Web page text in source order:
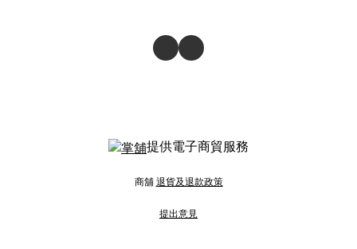
提供電子商貿服務
商舖 退貨及退款政策
提出意見